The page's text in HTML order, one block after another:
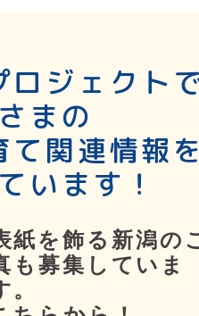
ロジェクト
まの
て関連情報
います！
紙を飾る新潟の
も募集していま
。